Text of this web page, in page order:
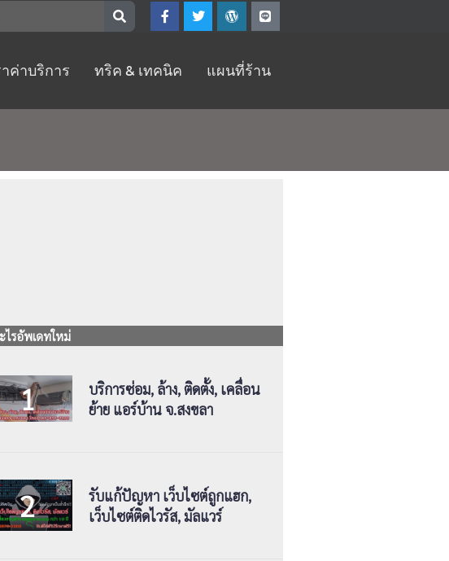
F
a
c
b
o
-
T
w
i
W
o
r
r
s
L
i
n
ค่าบริการ ทริค & เทคนิค แผนที่ร้าน
ไรอัพเดทใหม่
บริการซ่อม, ล้าง, ติดตั้ง, เคลื่อน
ย้าย แอร์บ้าน จ.สงขลา
รับแก้ปัญหา เว็บไซต์ถูกแฮก,
เว็บไซต์ติดไวรัส, มัลแวร์